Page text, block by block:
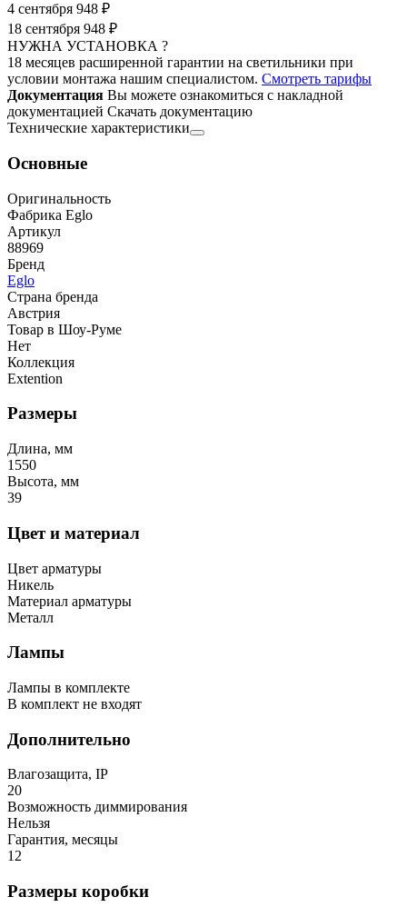
4 сентября 948 ₽
18 сентября 948 ₽
НУЖНА УСТАНОВКА ?
18 месяцев расширенной гарантии на светильники при
условии монтажа нашим специалистом. Смотреть тарифы
Документация Вы можете ознакомиться с накладной
документацией Скачать документацию
Технические характеристики
Основные
Оригинальность
Фабрика Eglo
Артикул
88969
Бренд
Eglo
Страна бренда
Австрия
Товар в Шоу-Руме
Нет
Коллекция
Extention
Размеры
Длина, мм
1550
Высота, мм
39
Цвет и материал
Цвет арматуры
Никель
Материал арматуры
Металл
Лампы
Лампы в комплекте
В комплект не входят
Дополнительно
Влагозащита, IP
20
Возможность диммирования
Нельзя
Гарантия, месяцы
12
Размеры коробки